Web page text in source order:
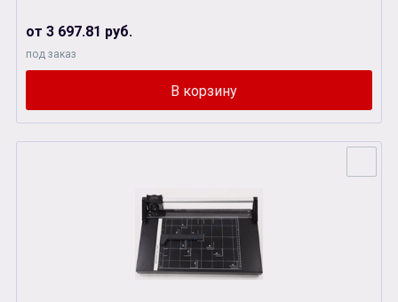
от 3 697.81 руб.
под заказ